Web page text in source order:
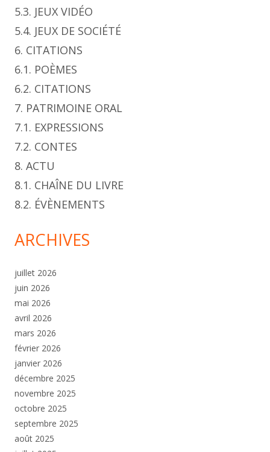
5.3. JEUX VIDÉO
5.4. JEUX DE SOCIÉTÉ
6. CITATIONS
6.1. POÈMES
6.2. CITATIONS
7. PATRIMOINE ORAL
7.1. EXPRESSIONS
7.2. CONTES
8. ACTU
8.1. CHAÎNE DU LIVRE
8.2. ÉVÈNEMENTS
ARCHIVES
juillet 2026
juin 2026
mai 2026
avril 2026
mars 2026
février 2026
janvier 2026
décembre 2025
novembre 2025
octobre 2025
septembre 2025
août 2025